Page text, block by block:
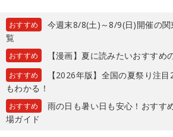
おすすめ
今週末8/8(土)～8/9(日)開催の
覧
おすすめ 【漫画】夏に読みたいおすすめ
おすすめ
【2026年版】全国の夏祭り注
もわかる！
おすすめ
雨の日も暑い日も安心！おすす
場ガイド